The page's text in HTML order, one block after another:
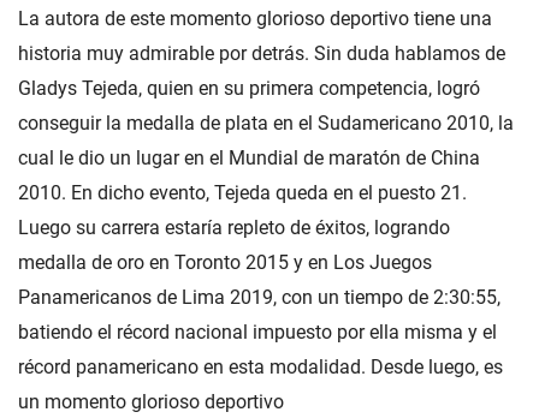
La autora de este momento glorioso deportivo tiene una
historia muy admirable por detrás. Sin duda hablamos de
Gladys Tejeda, quien en su primera competencia, logró
conseguir la medalla de plata en el Sudamericano 2010, la
cual le dio un lugar en el Mundial de maratón de China
2010. En dicho evento, Tejeda queda en el puesto 21.
Luego su carrera estaría repleto de éxitos, logrando
medalla de oro en Toronto 2015 y en Los Juegos
Panamericanos de Lima 2019, con un tiempo de 2:30:55,
batiendo el récord nacional impuesto por ella misma y el
récord panamericano en esta modalidad. Desde luego, es
un momento glorioso deportivo